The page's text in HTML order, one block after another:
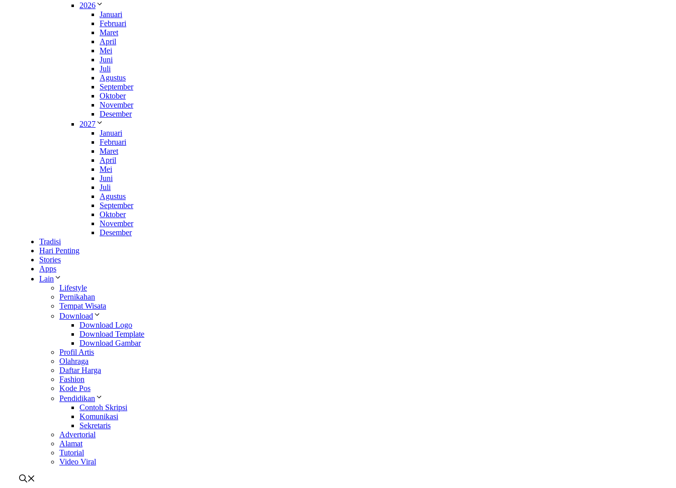
2026
Januari
Februari
Maret
April
Mei
Juni
Juli
Agustus
September
Oktober
November
Desember
2027
Januari
Februari
Maret
April
Mei
Juni
Juli
Agustus
September
Oktober
November
Desember
Tradisi
Hari Penting
Stories
Apps
Lain
Lifestyle
Pernikahan
Tempat Wisata
Download
Download Logo
Download Template
Download Gambar
Profil Artis
Olahraga
Daftar Harga
Fashion
Kode Pos
Pendidikan
Contoh Skripsi
Komunikasi
Sekretaris
Advertorial
Alamat
Tutorial
Video Viral